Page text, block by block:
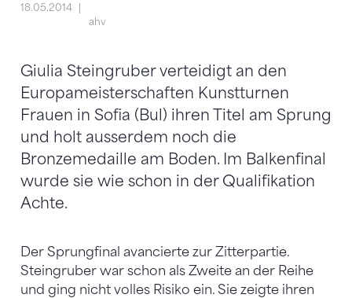
18.05.2014
ahv
Giulia Steingruber verteidigt an den
Europameisterschaften Kunstturnen
Frauen in Sofia (Bul) ihren Titel am Sprung
und holt ausserdem noch die
Bronzemedaille am Boden. Im Balkenfinal
wurde sie wie schon in der Qualifikation
Achte.
Der Sprungfinal avancierte zur Zitterpartie.
Steingruber war schon als Zweite an der Reihe
und ging nicht volles Risiko ein. Sie zeigte ihren